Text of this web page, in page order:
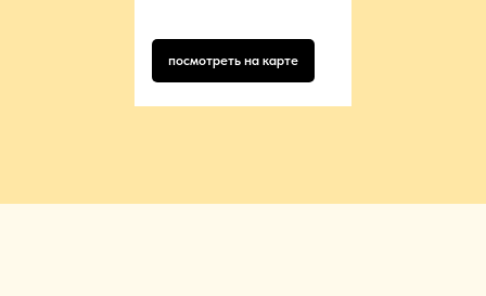
посмотреть на карте